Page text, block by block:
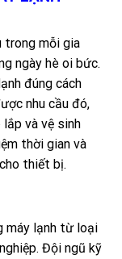
trong mỗi gia
ngày hè oi bức.
đúng cách
nhu cầu đó,
lắp và vệ sinh
thời gian và
thiết bị.
máy lạnh từ loại
Đội ngũ kỹ